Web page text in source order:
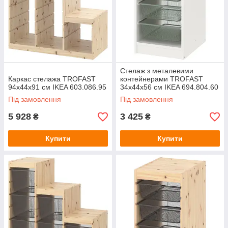
Каркас стелажа TROFAST
94х44х91 см IKEA 603.086.95
Під замовлення
5 928 ₴
Купити
Стелаж з металевими
контейнерами TROFAST
34x44x56 см IKEA 694.804.60
Під замовлення
3 425 ₴
Купити